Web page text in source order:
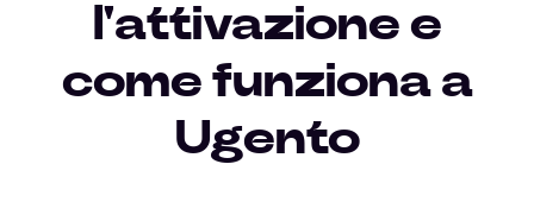
l'attivazione e
come funziona a
Ugento